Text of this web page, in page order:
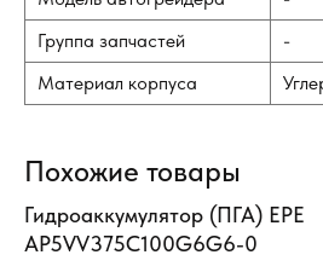
Группа запчастей
-
Материал корпуса
Похожие товары
Гидроаккумулятор (ПГА) EPE
AP5VV375C100G6G6-0